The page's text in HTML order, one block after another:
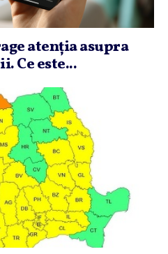
atenţia asupra
Ce este...